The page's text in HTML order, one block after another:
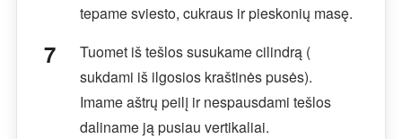
tepame sviesto, cukraus ir pieskonių masę.
Tuomet iš tešlos susukame cilindrą (
sukdami iš ilgosios kraštinės pusės).
Imame aštrų peilį ir nespausdami tešlos
daliname ją pusiau vertikaliai.